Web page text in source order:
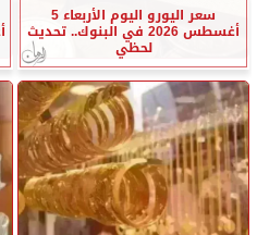
سعر اليورو اليوم الأربعاء 5
أغسطس 2026 في البنوك.. تحديث
لحظي